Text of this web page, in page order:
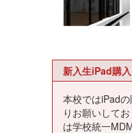
新入生iPad購
本校ではiPad
りお願いして
は学校統一